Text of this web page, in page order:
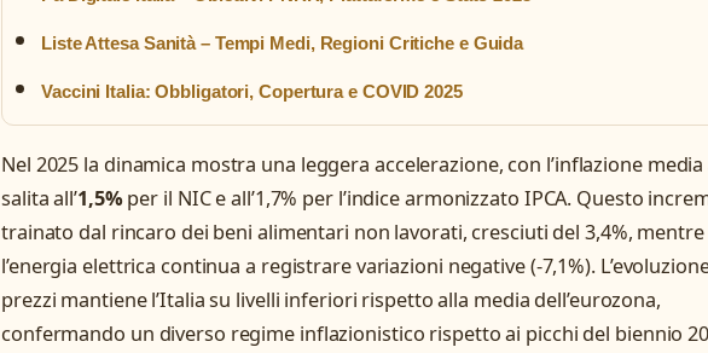
Liste Attesa Sanità – Tempi Medi, Regioni Critiche e Guida
Vaccini Italia: Obbligatori, Copertura e COVID 2025
Nel 2025 la dinamica mostra una leggera accelerazione, con l’inflazione
salita all’1,5%per il NIC e all’1,7% per l’indice armonizzato IPCA. Questo
trainato dal rincaro dei beni alimentari non lavorati, cresciuti del 3,4%, mentre
l’energia elettrica continua a registrare variazioni negative (-7,1%).
prezzi mantiene l’Italia su livelli inferiori rispetto alla media dell’eurozona,
confermando un diverso regime inflazionistico rispetto ai picchi del biennio